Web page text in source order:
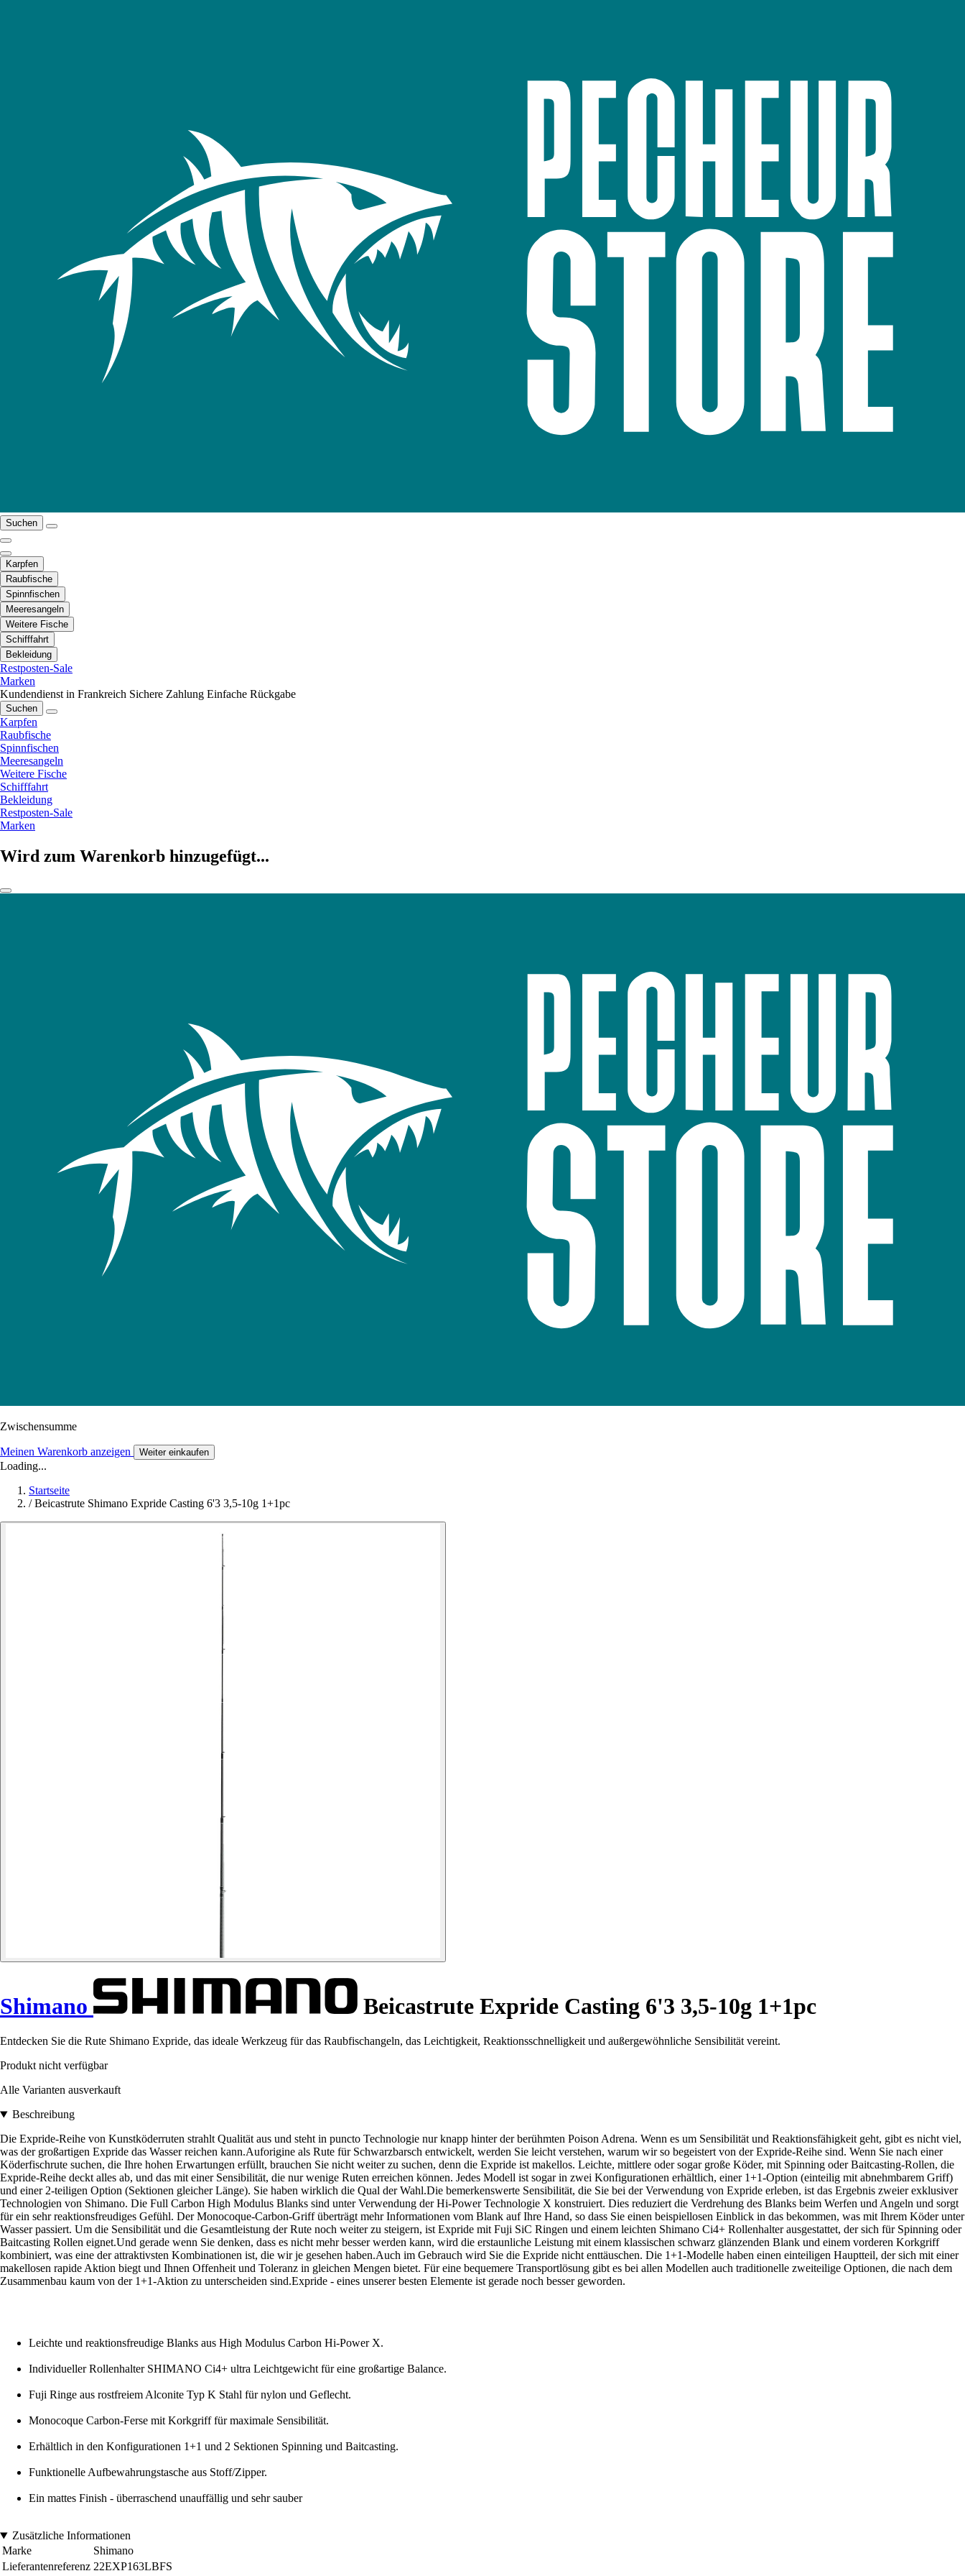
Suchen
Karpfen
Raubfische
Spinnfischen
Meeresangeln
Weitere Fische
Schifffahrt
Bekleidung
Restposten-Sale
Marken
Kundendienst in Frankreich Sichere Zahlung Einfache Rückgabe
Suchen
Karpfen
Raubfische
Spinnfischen
Meeresangeln
Weitere Fische
Schifffahrt
Bekleidung
Restposten-Sale
Marken
Wird zum Warenkorb hinzugefügt...
Zwischensumme
Meinen Warenkorb anzeigen Weiter einkaufen
Loading...
Startseite
/ Beicastrute Shimano Expride Casting 6'3 3,5-10g 1+1pc
Shimano Beicastrute Expride Casting 6'3 3,5-10g 1+1pc
Entdecken Sie die Rute Shimano Expride, das ideale Werkzeug für das Raubfischangeln, das Leichtigkeit, Reaktionsschnelligkeit und außergewöhnliche Sensibilität vereint.
Produkt nicht verfügbar
Alle Varianten ausverkauft
Beschreibung
Die Expride-Reihe von Kunstköderruten strahlt Qualität aus und steht in puncto Technologie nur knapp hinter der berühmten Poison Adrena. Wenn es um Sensibilität und Reaktionsfähigkeit geht, gibt es nicht viel,
was der großartigen Expride das Wasser reichen kann.Auforigine als Rute für Schwarzbarsch entwickelt, werden Sie leicht verstehen, warum wir so begeistert von der Expride-Reihe sind. Wenn Sie nach einer
Köderfischrute suchen, die Ihre hohen Erwartungen erfüllt, brauchen Sie nicht weiter zu suchen, denn die Expride ist makellos. Leichte, mittlere oder sogar große Köder, mit Spinning oder Baitcasting-Rollen, die
Expride-Reihe deckt alles ab, und das mit einer Sensibilität, die nur wenige Ruten erreichen können. Jedes Modell ist sogar in zwei Konfigurationen erhältlich, einer 1+1-Option (einteilig mit abnehmbarem Griff)
und einer 2-teiligen Option (Sektionen gleicher Länge). Sie haben wirklich die Qual der Wahl.Die bemerkenswerte Sensibilität, die Sie bei der Verwendung von Expride erleben, ist das Ergebnis zweier exklusiver
Technologien von Shimano. Die Full Carbon High Modulus Blanks sind unter Verwendung der Hi-Power Technologie X konstruiert. Dies reduziert die Verdrehung des Blanks beim Werfen und Angeln und sorgt
für ein sehr reaktionsfreudiges Gefühl. Der Monocoque-Carbon-Griff überträgt mehr Informationen vom Blank auf Ihre Hand, so dass Sie einen beispiellosen Einblick in das bekommen, was mit Ihrem Köder unter
Wasser passiert. Um die Sensibilität und die Gesamtleistung der Rute noch weiter zu steigern, ist Expride mit Fuji SiC Ringen und einem leichten Shimano Ci4+ Rollenhalter ausgestattet, der sich für Spinning oder
Baitcasting Rollen eignet.Und gerade wenn Sie denken, dass es nicht mehr besser werden kann, wird die erstaunliche Leistung mit einem klassischen schwarz glänzenden Blank und einem vorderen Korkgriff
kombiniert, was eine der attraktivsten Kombinationen ist, die wir je gesehen haben.Auch im Gebrauch wird Sie die Expride nicht enttäuschen. Die 1+1-Modelle haben einen einteiligen Hauptteil, der sich mit einer
makellosen rapide Aktion biegt und Ihnen Offenheit und Toleranz in gleichen Mengen bietet. Für eine bequemere Transportlösung gibt es bei allen Modellen auch traditionelle zweiteilige Optionen, die nach dem
Zusammenbau kaum von der 1+1-Aktion zu unterscheiden sind.Expride - eines unserer besten Elemente ist gerade noch besser geworden.
Leichte und reaktionsfreudige Blanks aus High Modulus Carbon Hi-Power X.
Individueller Rollenhalter SHIMANO Ci4+ ultra Leichtgewicht für eine großartige Balance.
Fuji Ringe aus rostfreiem Alconite Typ K Stahl für nylon und Geflecht.
Monocoque Carbon-Ferse mit Korkgriff für maximale Sensibilität.
Erhältlich in den Konfigurationen 1+1 und 2 Sektionen Spinning und Baitcasting.
Funktionelle Aufbewahrungstasche aus Stoff/Zipper.
Ein mattes Finish - überraschend unauffällig und sehr sauber
Zusätzliche Informationen
Marke
Shimano
Lieferantenreferenz 22EXP163LBFS